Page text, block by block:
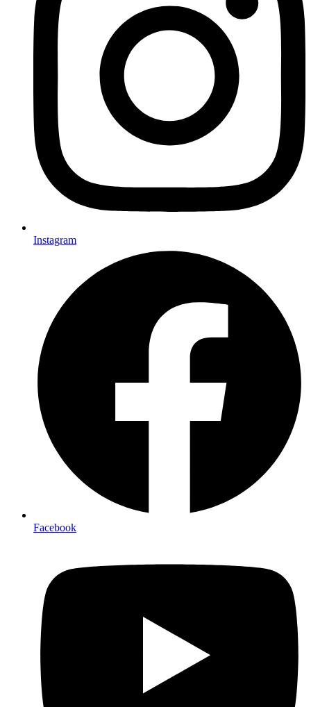
Instagram
Facebook